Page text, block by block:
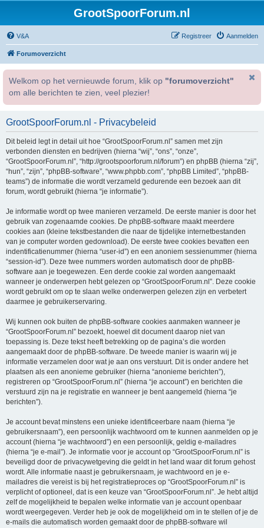
GrootSpoorForum.nl
V&A Aanmelden
Registreer
Forumoverzicht
Welkom op het vernieuwde forum, klik op "forumoverzicht"
om alle berichten te zien, veel plezier!
GrootSpoorForum.nl - Privacybeleid
Dit beleid legt in detail uit hoe “GrootSpoorForum.nl” samen met zijn
verbonden diensten en bedrijven (hierna “wij”, “ons”, “onze”,
“GrootSpoorForum.nl”, “http://grootspoorforum.nl/forum”) en phpBB (hierna “zij”,
“hun”, “zijn”, “phpBB-software”, “www.phpbb.com”, “phpBB Limited”, “phpBB-
teams”) de informatie die wordt verzameld gedurende een bezoek aan dit
forum, wordt gebruikt (hierna “je informatie”).
Je informatie wordt op twee manieren verzameld. De eerste manier is door het
gebruik van zogenaamde cookies. De phpBB-software maakt meerdere
cookies aan (kleine tekstbestanden die naar de tijdelijke internetbestanden
van je computer worden gedownload). De eerste twee cookies bevatten een
indentificatienummer (hierna “user-id”) en een anoniem sessienummer (hierna
“session-id”). Deze twee nummers worden automatisch door de phpBB-
software aan je toegewezen. Een derde cookie zal worden aangemaakt
wanneer je onderwerpen hebt gelezen op “GrootSpoorForum.nl”. Deze cookie
wordt gebruikt om op te slaan welke onderwerpen gelezen zijn en verbetert
daarmee je gebruikerservaring.
Wij kunnen ook buiten de phpBB-software cookies aanmaken wanneer je
“GrootSpoorForum.nl” bezoekt, hoewel dit document daarop niet van
toepassing is. Deze tekst heeft betrekking op de pagina’s die worden
aangemaakt door de phpBB-software. De tweede manier is waarin wij je
informatie verzamelen door wat je aan ons verstuurt. Dit is onder andere het
plaatsen als een anonieme gebruiker (hierna “anonieme berichten”),
registreren op “GrootSpoorForum.nl” (hierna “je account”) en berichten die
verstuurd zijn na je registratie en wanneer je bent aangemeld (hierna “je
berichten”).
Je account bevat minstens een unieke identificeerbare naam (hierna “je
gebruikersnaam”), een persoonlijk wachtwoord om te kunnen aanmelden op je
account (hierna “je wachtwoord”) en een persoonlijk, geldig e-mailadres
(hierna “je e-mail”). Je informatie voor je account op “GrootSpoorForum.nl” is
beveiligd door de privacywetgeving die geldt in het land waar dit forum gehost
wordt. Alle informatie naast je gebruikersnaam, je wachtwoord en je e-
mailadres die vereist is bij het registratieproces op “GrootSpoorForum.nl” is
verplicht of optioneel, dat is een keuze van “GrootSpoorForum.nl”. Je hebt altijd
zelf de mogelijkheid te bepalen welke informatie van je account openbaar
wordt weergegeven. Verder heb je ook de mogelijkheid om in te stellen of je de
e-mails die automatisch worden gemaakt door de phpBB-software wil